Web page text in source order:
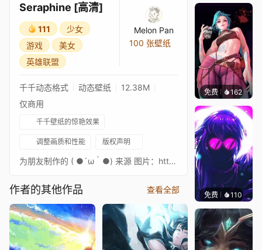
Seraphine [高清]
111
少女
游戏
美女
英雄联盟
Melon Pan
100 张壁纸
千千动态格式 动态壁纸
12.38M
仅商用
千千壁纸的惊艳效果
调整画质和性能 版权声明
为朋友制作的 ( ●´ω｀●) 来源 图片：https://mocah.org/344077-seraphine-lol-league-of-legends-video-game.html 音乐：https://www.youtube.com/watch?v=O11UcwRctAE
作者的其他作品 查看全部
免费 162
免费 110VortFX